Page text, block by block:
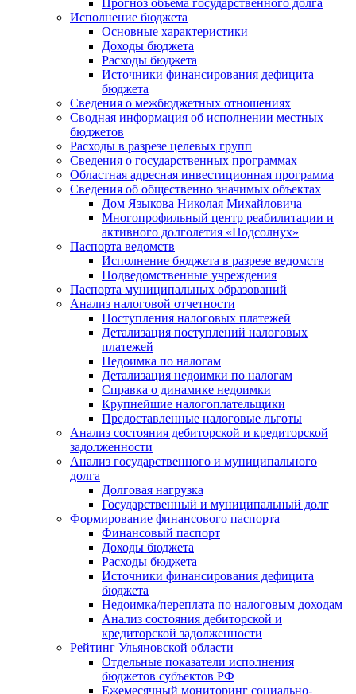
Исполнение бюджета
Основные характеристики
Доходы бюджета
Расходы бюджета
Источники финансирования дефицита
бюджета
Сведения о межбюджетных отношениях
Сводная информация об исполнении местных
бюджетов
Расходы в разрезе целевых групп
Сведения о государственных программах
Областная адресная инвестиционная программа
Сведения об общественно значимых объектах
Дом Языкова Николая Михайловича
Многопрофильный центр реабилитации и
активного долголетия «Подсолнух»
Паспорта ведомств
Исполнение бюджета в разрезе ведомств
Подведомственные учреждения
Паспорта муниципальных образований
Анализ налоговой отчетности
Поступления налоговых платежей
Детализация поступлений налоговых
платежей
Недоимка по налогам
Детализация недоимки по налогам
Справка о динамике недоимки
Крупнейшие налогоплательщики
Предоставленные налоговые льготы
Анализ состояния дебиторской и кредиторской
задолженности
Анализ государственного и муниципального
долга
Долговая нагрузка
Государственный и муниципальный долг
Формирование финансового паспорта
Финансовый паспорт
Доходы бюджета
Расходы бюджета
Источники финансирования дефицита
бюджета
Недоимка/переплата по налоговым доходам
Анализ состояния дебиторской и
кредиторской задолженности
Рейтинг Ульяновской области
Отдельные показатели исполнения
бюджетов субъектов РФ
Ежемесячный мониторинг социально-